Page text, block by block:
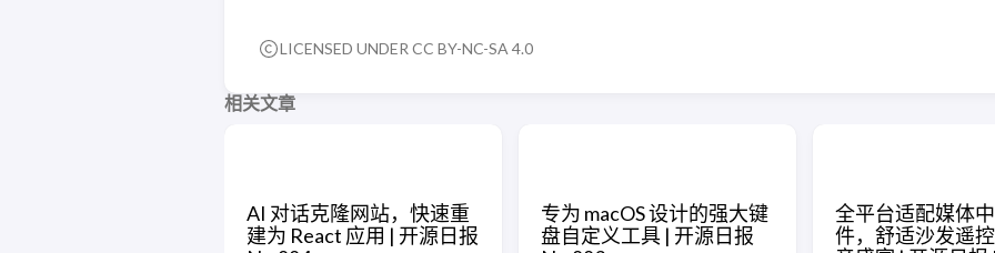
LICENSED UNDER CC BY-NC-SA 4.0
相关文章
AI 对话克隆网站，快速重
建为 React 应用 | 开源日报
专为 macOS 设计的强大键
盘自定义工具 | 开源日报
全平台适配媒体
件，舒适沙发遥